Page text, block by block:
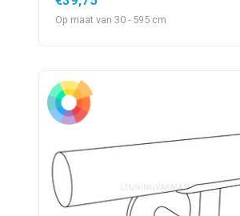
Op maat van 30 - 595 cm